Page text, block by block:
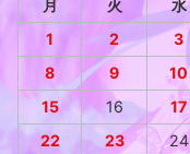
月 火 水
1
2 3
8
9 10
15
16 17
22
23 24